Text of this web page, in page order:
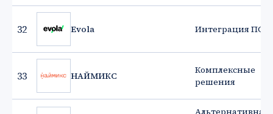
32 Evola Интеграция ПО
33 НАЙМИКС
Комплексные
решения
Альтернативная